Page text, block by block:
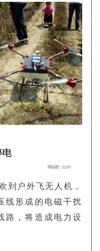
到户外飞无人机，
线形成的电磁干扰
路，将造成电力设